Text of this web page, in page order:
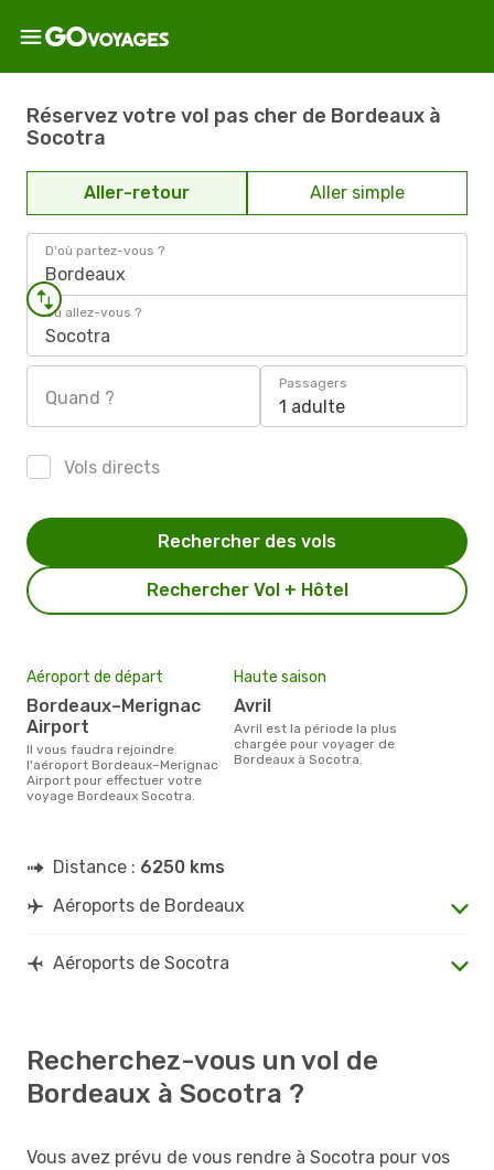
Réservez votre vol pas cher de Bordeaux à
Socotra
Aller-retour Aller simple
D'où partez-vous ?
Bordeaux
Où allez-vous ?
Socotra
Quand ?
Passagers
1 adulte
Vols directs
Rechercher Vol + Hôtel
Rechercher des vols
Aéroport de départ
Bordeaux–Merignac
Airport
Il vous faudra rejoindre
l'aéroport Bordeaux–Merignac
Airport pour effectuer votre
voyage Bordeaux Socotra.
Haute saison
avril
avril est la période la plus
chargée pour voyager de
Bordeaux à Socotra.
Distance : 6250 kms
Aéroports de Bordeaux
Aéroports de Socotra
Recherchez-vous un vol de
Bordeaux à Socotra ?
Vous avez prévu de vous rendre à Socotra pour vos